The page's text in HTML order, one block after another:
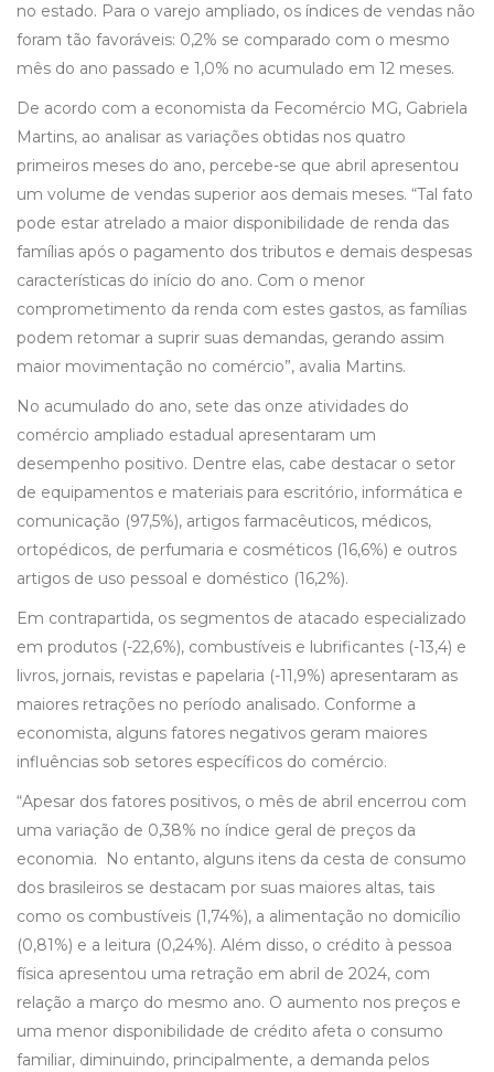
no estado. Para o varejo ampliado, os índices de vendas não
foram tão favoráveis: 0,2% se comparado com o mesmo
mês do ano passado e 1,0% no acumulado em 12 meses.
De acordo com a economista da Fecomércio MG, Gabriela
Martins, ao analisar as variações obtidas nos quatro
primeiros meses do ano, percebe-se que abril apresentou
um volume de vendas superior aos demais meses. “Tal fato
pode estar atrelado a maior disponibilidade de renda das
famílias após o pagamento dos tributos e demais despesas
características do início do ano. Com o menor
comprometimento da renda com estes gastos, as famílias
podem retomar a suprir suas demandas, gerando assim
maior movimentação no comércio”, avalia Martins.
No acumulado do ano, sete das onze atividades do
comércio ampliado estadual apresentaram um
desempenho positivo. Dentre elas, cabe destacar o setor
de equipamentos e materiais para escritório, informática e
comunicação (97,5%), artigos farmacêuticos, médicos,
ortopédicos, de perfumaria e cosméticos (16,6%) e outros
artigos de uso pessoal e doméstico (16,2%).
Em contrapartida, os segmentos de atacado especializado
em produtos (-22,6%), combustíveis e lubrificantes (-13,4) e
livros, jornais, revistas e papelaria (-11,9%) apresentaram as
maiores retrações no período analisado. Conforme a
economista, alguns fatores negativos geram maiores
influências sob setores específicos do comércio.
“Apesar dos fatores positivos, o mês de abril encerrou com
uma variação de 0,38% no índice geral de preços da
economia. No entanto, alguns itens da cesta de consumo
dos brasileiros se destacam por suas maiores altas, tais
como os combustíveis (1,74%), a alimentação no domicílio
(0,81%) e a leitura (0,24%). Além disso, o crédito à pessoa
física apresentou uma retração em abril de 2024, com
relação a março do mesmo ano. O aumento nos preços e
uma menor disponibilidade de crédito afeta o consumo
familiar, diminuindo, principalmente, a demanda pelos